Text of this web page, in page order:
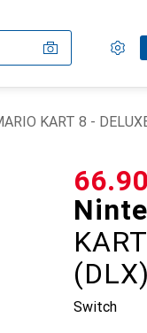
Listes
Listes
Panier
KART 8 -
(DLX)
Switch
CHF
66.90